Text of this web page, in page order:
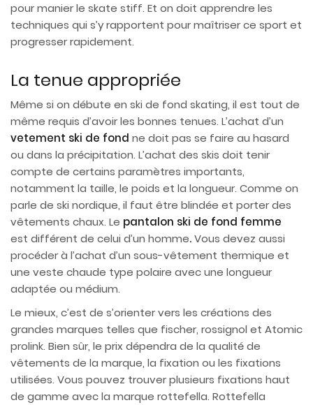
pour manier le skate stiff. Et on doit apprendre les
techniques qui s’y rapportent pour maîtriser ce sport et
progresser rapidement.
La tenue appropriée
Même si on débute en ski de fond skating, il est tout de
même requis d’avoir les bonnes tenues. L’achat d’un
vetement ski de fond ne doit pas se faire au hasard
ou dans la précipitation. L’achat des skis doit tenir
compte de certains paramètres importants,
notamment la taille, le poids et la longueur. Comme on
parle de ski nordique, il faut être blindée et porter des
vêtements chaux. Le pantalon ski de fond femme
est différent de celui d’un homme.Vous devez aussi
procéder à l’achat d’un sous-vêtement thermique et
une veste chaude type polaire avec une longueur
adaptée ou médium.
Le mieux, c’est de s’orienter vers les créations des
grandes marques telles que fischer, rossignol et Atomic
prolink. Bien sûr, le prix dépendra de la qualité de
vêtements de la marque, la fixation ou les fixations
utilisées. Vous pouvez trouver plusieurs fixations haut
de gamme avec la marque rottefella. Rottefella